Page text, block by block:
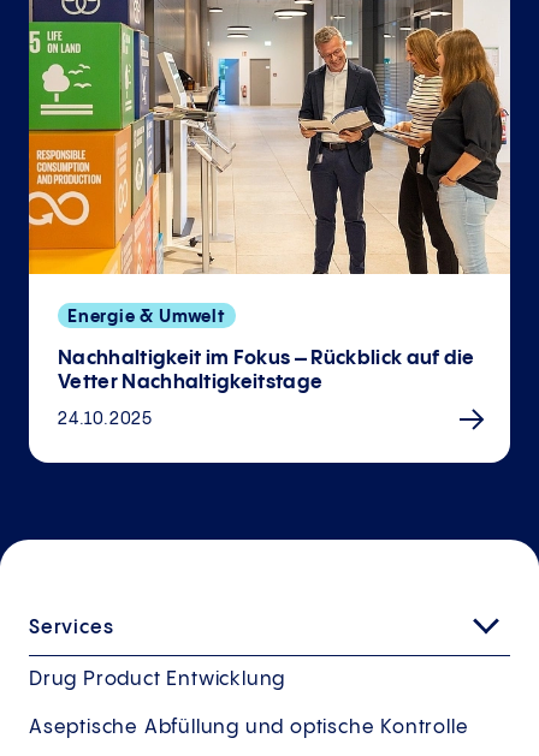
Energie & Umwelt
Nachhaltigkeit im Fokus – Rückblick auf die
Vetter Nachhaltigkeitstage
24.10.2025
Services
Drug Product Entwicklung
Aseptische Abfüllung und optische Kontrolle